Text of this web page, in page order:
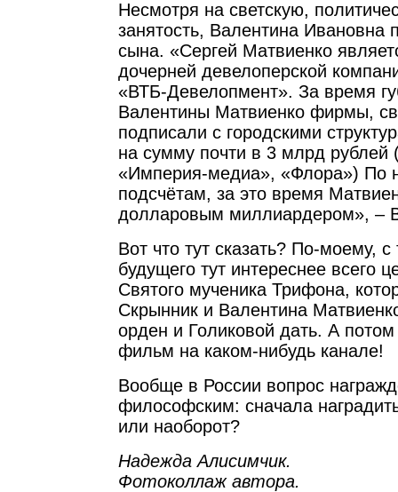
Несмотря на светскую,
занятость, Валентина Ивановна
сына. «Сергей Матвиенко
дочерней девелоперской
«ВТБ-Девелопмент». За время
Валентины Матвиенко фирмы,
подписали с городскими
на сумму почти в 3 млрд
«Империя-медиа», «Флора») По
подсчётам, за это время
долларовым миллиардером», –
Вот что тут сказать? По-моему, с
будущего тут интереснее всего
Святого мученика Трифона,
Скрынник и Валентина
орден и Голиковой дать. А потом
фильм на каком-нибудь канале!
Вообще в России вопрос
философским: сначала
или наоборот?
Надежда Алисимчик.
Фотоколлаж автора.